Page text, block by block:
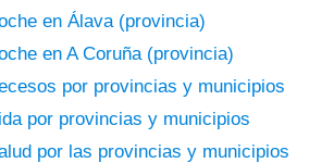
en Álava (provincia)
en A Coruña (provincia)
por provincias y municipios
por provincias y municipios
por las provincias y municipios